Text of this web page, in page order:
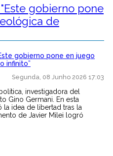
gobierno pone
de
Segunda, 08 Junho 2026 17:03
investigadora del
Gino Germani. En esta
la idea de libertad tras la
de Javier Milei logró